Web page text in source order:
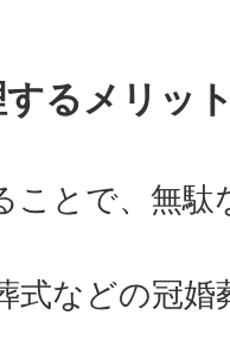
するメリッ
ことで、無
式などの冠